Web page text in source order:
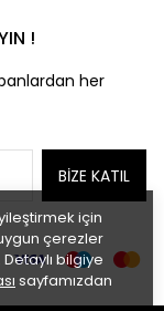
için
çerezler
bilgiye
sayfamızdan
!
her
BİZE KATIL